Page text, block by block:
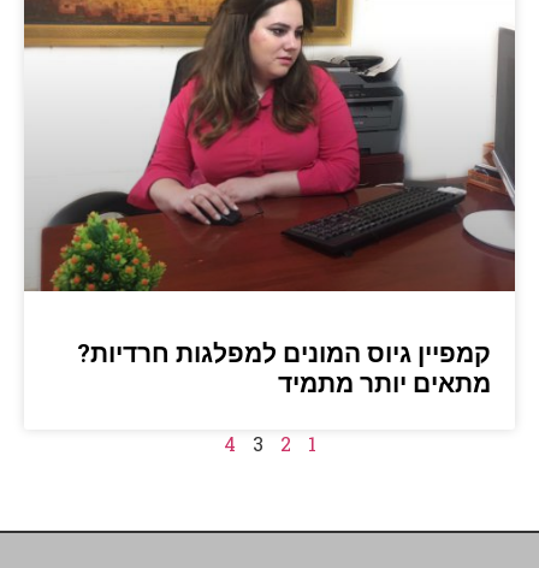
קמפיין גיוס המונים למפלגות חרדיות?
מתאים יותר מתמיד
1
2
3
4